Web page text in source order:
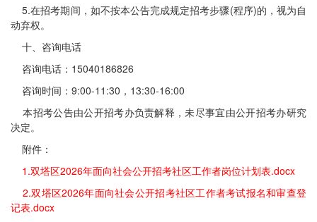
5.在招考期间，如不按本公告完成规定招考步骤(程序)的，视为自
动弃权。
十、咨询电话
咨询电话：15040186826
咨询时间：9:00-11:30，13:30-16:00
本招考公告由公开招考办负责解释，未尽事宜由公开招考办研究
决定。
附件：
1.双塔区2026年面向社会公开招考社区工作者岗位计划表.docx
2.双塔区2026年面向社会公开招考社区工作者考试报名和审查登
记表.docx